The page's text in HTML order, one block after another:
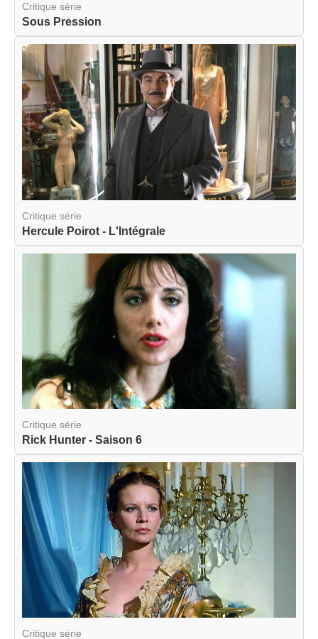
Critique série
Sous Pression
Critique série
Hercule Poirot - L'Intégrale
Critique série
Rick Hunter - Saison 6
Critique série